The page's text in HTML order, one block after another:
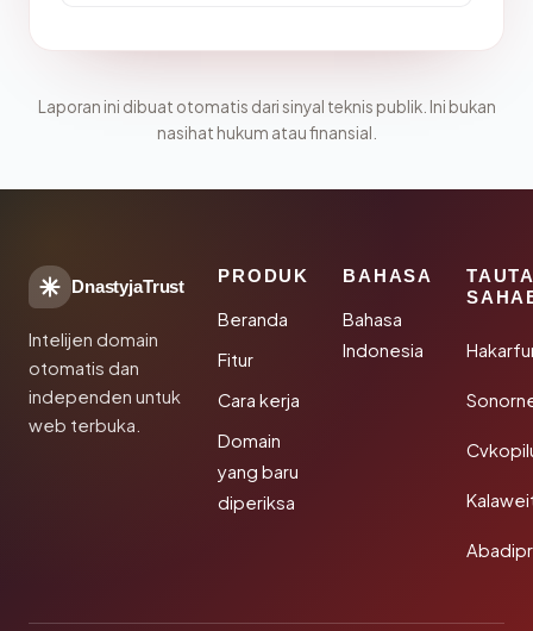
Laporan ini dibuat otomatis dari sinyal teknis publik. Ini bukan
nasihat hukum atau finansial.
DnastyjaTrust
Intelijen domain
otomatis dan
independen untuk
web terbuka.
PRODUK
Beranda
Fitur
Cara kerja
Domain
yang baru
diperiksa
BAHASA
Bahasa
Indonesia